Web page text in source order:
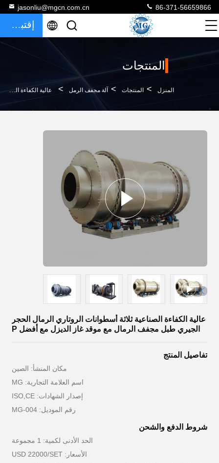
jasonliu@mgcn.com.cn 86-371-56659866
إقتباس
المنتجات
المنزل > المنتجات > آلة مجفف الرمل > عالية الكفاءة الصناعية ثلاثة أسطوانات الروتاري الرمال الحجر الجيري طبل مجفف الرمال مع موقد غاز الديزل مع أفضل P
عالية الكفاءة الصناعية ثلاثة أسطوانات الروتاري الرمال الحجر
الجيري طبل مجفف الرمال مع موقد غاز الديزل مع أفضل P
تفاصيل المنتج
مكان المنشأ: الصين
اسم العلامة التجارية: MG
إصدار الشهادات: ISO,CE
رقم الموديل: MG-004
شروط الدفع والشحن
الحد الأدنى لكمية: 1 مجموعة
الأسعار: USD 22000/SET